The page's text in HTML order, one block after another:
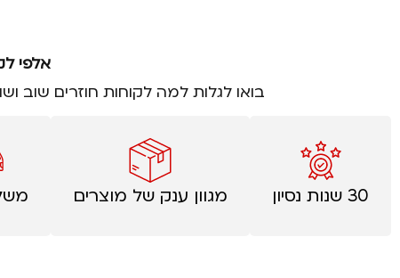
אלפי
בואו לגלות למה לקוחות חוזרים שוב
30 שנות נסיון מגוון ענק של מוצרים